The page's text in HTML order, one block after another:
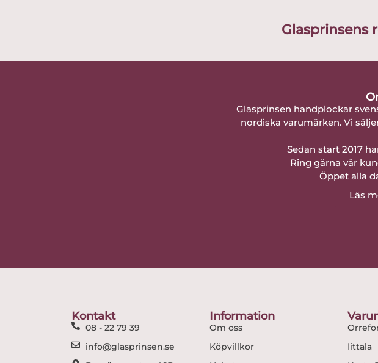
Glasprinsens
Glasprinsen handplockar
nordiska varumärken. Vi
Sedan start 2017
Ring gärna vår
Öppet alla
Läs
Kontakt
08 - 22 79 39
info@glasprinsen.se
Information
Om oss
Köpvillkor
Iittala